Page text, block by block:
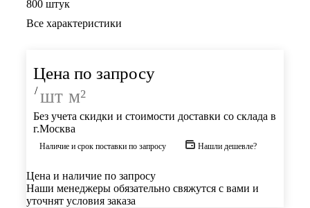
800 штук
Все характеристики
Цена по запросу
/ шт м²
Без учета скидки и стоимости доставки со склада в
г.Москва
Наличие и срок поставки по запросу Нашли дешевле?
Цена и наличие по запросу
Наши менеджеры обязательно свяжутся с вами и
уточнят условия заказа